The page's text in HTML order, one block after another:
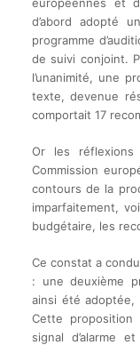
d’abord adopté
programme
de suivi conjoint.
l’unanimité, une
texte, devenue
comportait 17
Or les
Commission
contours de la
imparfaitement,
budgétaire, les
Ce constat a
: une deuxième
ainsi été adoptée,
Cette
signal d’alarme